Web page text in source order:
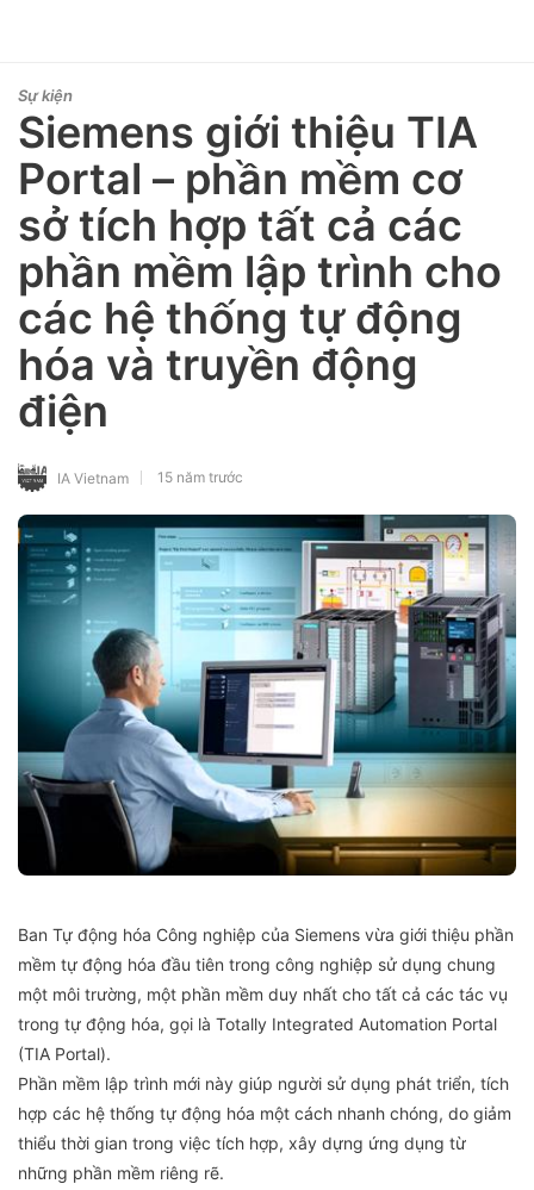
Sự kiện
Siemens giới thiệu TIA
Portal – phần mềm cơ
sở tích hợp tất cả các
phần mềm lập trình cho
các hệ thống tự động
hóa và truyền động
điện
IA Vietnam 15 năm trước
Ban Tự động hóa Công nghiệp của Siemens vừa giới thiệu phần
mềm tự động hóa đầu tiên trong công nghiệp sử dụng chung
một môi trường, một phần mềm duy nhất cho tất cả các tác vụ
trong tự động hóa, gọi là Totally Integrated Automation Portal
(TIA Portal).
Phần mềm lập trình mới này giúp người sử dụng phát triển, tích
hợp các hệ thống tự động hóa một cách nhanh chóng, do giảm
thiểu thời gian trong việc tích hợp, xây dựng ứng dụng từ
những phần mềm riêng rẽ.